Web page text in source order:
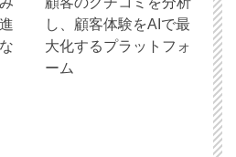
し、顧客体験をAIで最
大化するプラットフォ
ーム